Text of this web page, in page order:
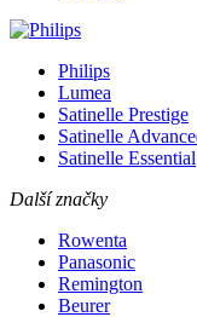
Philips
Lumea
Satinelle Prestige
Satinelle
Satinelle Essential
Další značky
Rowenta
Panasonic
Remington
Beurer